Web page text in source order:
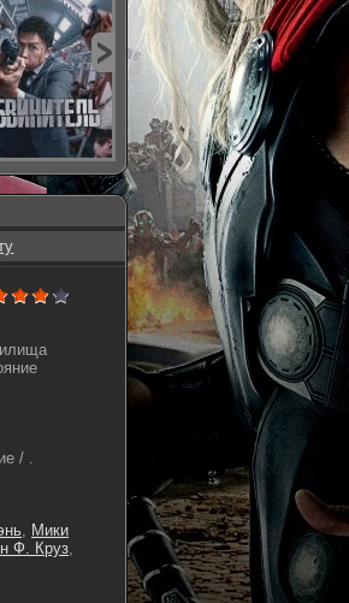
/ .
, Мики
Ф. Круз,